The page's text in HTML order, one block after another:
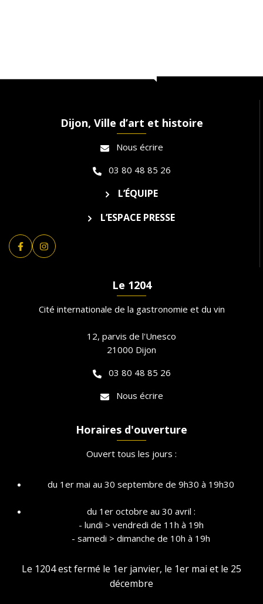
Dijon, Ville d’art et histoire
Nous écrire
03 80 48 85 26
L’ÉQUIPE
L’ESPACE PRESSE
Lien vers le compte Facebook
Lien vers le compte Instagram
Le 1204
Cité internationale de la gastronomie et du vin
12, parvis de l'Unesco
21000 Dijon
03 80 48 85 26
Nous écrire
Horaires d'ouverture
Ouvert tous les jours :
du 1er mai au 30 septembre de 9h30 à 19h30
du 1er octobre au 30 avril :
- lundi > vendredi de 11h à 19h
- samedi > dimanche de 10h à 19h
Le 1204 est fermé le 1er janvier, le 1er mai et le 25
décembre